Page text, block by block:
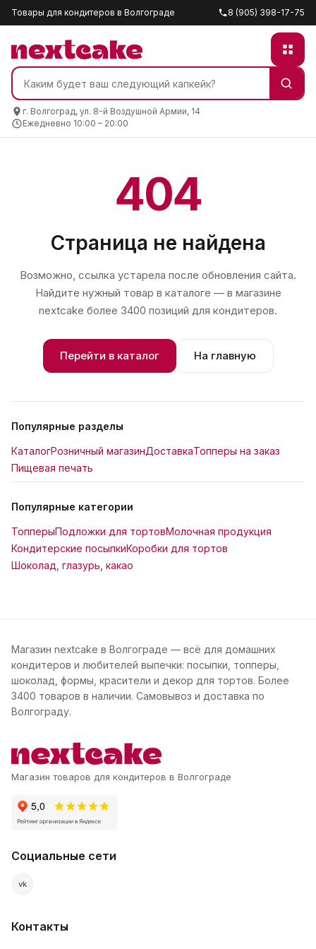
Товары для кондитеров в Волгограде 8 (905) 398-17-75
г. Волгоград, ул. 8-й Воздушной Армии, 14
Ежедневно 10:00 – 20:00
404
Страница не найдена
Возможно, ссылка устарела после обновления сайта.
Найдите нужный товар в каталоге — в магазине
nextcake более 3400 позиций для кондитеров.
Перейти в каталог На главную
Популярные разделы
КаталогРозничный магазинДоставкаТопперы на заказ
Пищевая печать
Популярные категории
ТопперыПодложки для тортовМолочная продукция
Кондитерские посыпкиКоробки для тортов
Шоколад, глазурь, какао
Магазин nextcake в Волгограде — всё для домашних
кондитеров и любителей выпечки: посыпки, топперы,
шоколад, формы, красители и декор для тортов. Более
3400 товаров в наличии. Самовывоз и доставка по
Волгограду.
Магазин товаров для кондитеров в Волгограде
Социальные сети
vk
Контакты